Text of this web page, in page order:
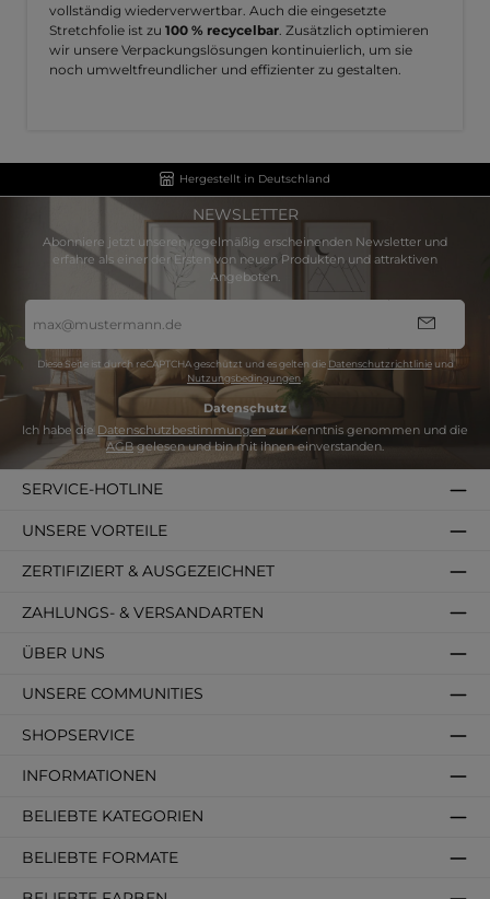
vollständig wiederverwertbar. Auch die eingesetzte
Stretchfolie ist zu 100 % recycelbar . Zusätzlich optimieren
wir unsere Verpackungslösungen kontinuierlich, um sie
noch umweltfreundlicher und effizienter zu gestalten.
Hergestellt in Deutschland
NEWSLETTER
Abonniere jetzt unseren regelmäßig erscheinenden Newsletter und
erfahre als einer der Ersten von neuen Produkten und attraktiven
Angeboten.
Mail-
Adresse
Diese Seite ist durch reCAPTCHA geschützt und es gelten die Datenschutzrichtlinieund
Nutzungsbedingungen
Datenschutz
Ich habe die Datenschutzbestimmungenzur Kenntnis genommen und die
AGBgelesen und bin mit ihnen einverstanden.
SERVICE-HOTLINE
SHOPSERVICE
INFORMATIONEN
BELIEBTE KATEGORIEN
BELIEBTE FORMATE
ZAHLUNGS- & VERSANDARTEN
ÜBER UNS
ZERTIFIZIERT & AUSGEZEICHNET
UNSERE VORTEILE
UNSERE COMMUNITIES